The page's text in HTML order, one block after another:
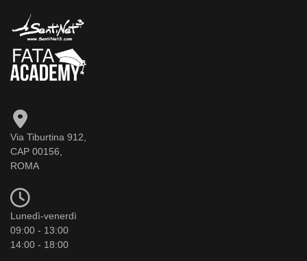
Via Tiburtina 912,
CAP 00156,
ROMA
Lunedì-venerdì
09:00 - 13:00
14:00 - 18:00